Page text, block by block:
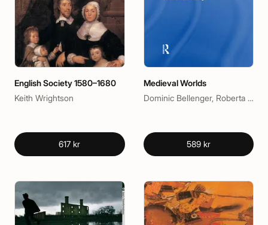
English Society 1580–1680
Keith Wrightson
617 kr
Medieval Worlds
Dominic Bellenger, Roberta Anderson
589 kr